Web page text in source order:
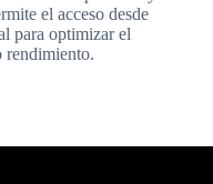
el acceso desde
para optimizar el
rendimiento.